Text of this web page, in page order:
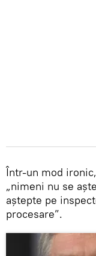
Într-un mod
„nimeni nu se
aștepte pe
procesare”.